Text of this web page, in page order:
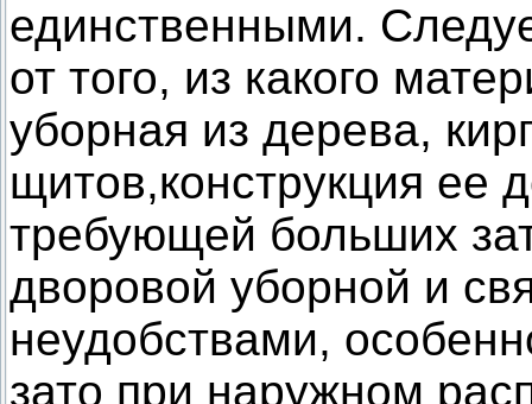
единственными.
от того, из какого
уборная из дерева,
щитов,конструкция ее
требующей больших
дворовой уборной и
неудобствами,
зато при наружном